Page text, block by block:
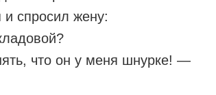
и спросил жену:
что он у меня шнурке! —